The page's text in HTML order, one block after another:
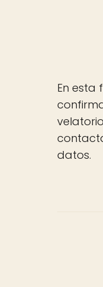
En esta
datos.